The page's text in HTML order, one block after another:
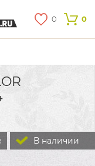
0 0
В наличии